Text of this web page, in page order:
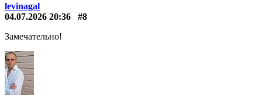
levinagal
04.07.2026 20:36
#8
Замечательно!